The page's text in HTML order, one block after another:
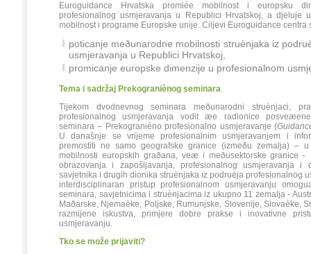
Euroguidance Hrvatska promièe mobilnost i europsku
profesionalnog usmjeravanja u Republici Hrvatskoj, a djeluje
mobilnost i programe Europske unije. Ciljevi Euroguidance centra
poticanje meðunarodne mobilnosti struènjaka iz
usmjeravanja u Republici Hrvatskoj,
promicanje europske dimenzije u profesionalnom
Tema i sadržaj Prekograniènog seminara
Tijekom dvodnevnog seminara meðunarodni struènjaci,
profesionalnog usmjeravanja vodit æe radionice
seminara – Prekogranièno profesionalno usmjeravanje (
U današnje se vrijeme profesionalnim usmjeravanjem i
premostiti ne samo geografske granice (izmeðu zemalja) –
mobilnosti europskih graðana, veæ i meðusektorske granice
obrazovanja i zapošljavanja, profesionalnog usmjeravanja i
savjetnika i drugih dionika struènjaka iz podruèja profesionalnog
interdisciplinaran pristup profesionalnom usmjeravanju
seminara, savjetnicima i struènjacima iz ukupno 11 zemalja -
Maðarske, Njemaèke, Poljske, Rumunjske, Slovenije, Slovaèke,
razmijene iskustva, primjere dobre prakse i inovativne
usmjeravanju.
Tko se može prijaviti?